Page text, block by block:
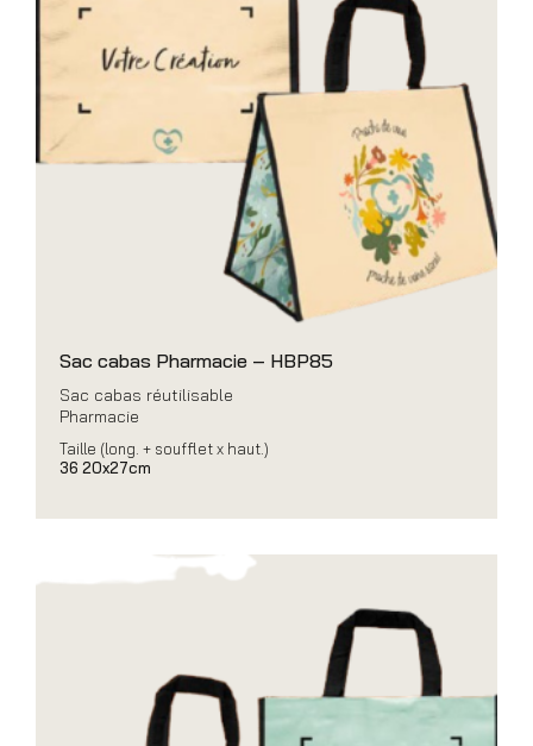
Sac cabas Pharmacie – HBP85
Sac cabas réutilisable
Pharmacie
Taille (long. + soufflet x haut.)
36 20x27cm